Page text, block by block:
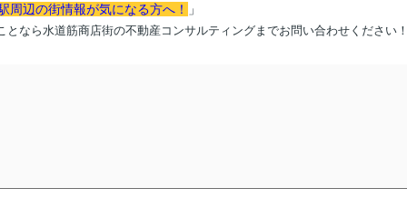
周辺の街情報が気になる方へ！ 」
となら水道筋商店街の不動産コンサルティングまでお問い合わせください